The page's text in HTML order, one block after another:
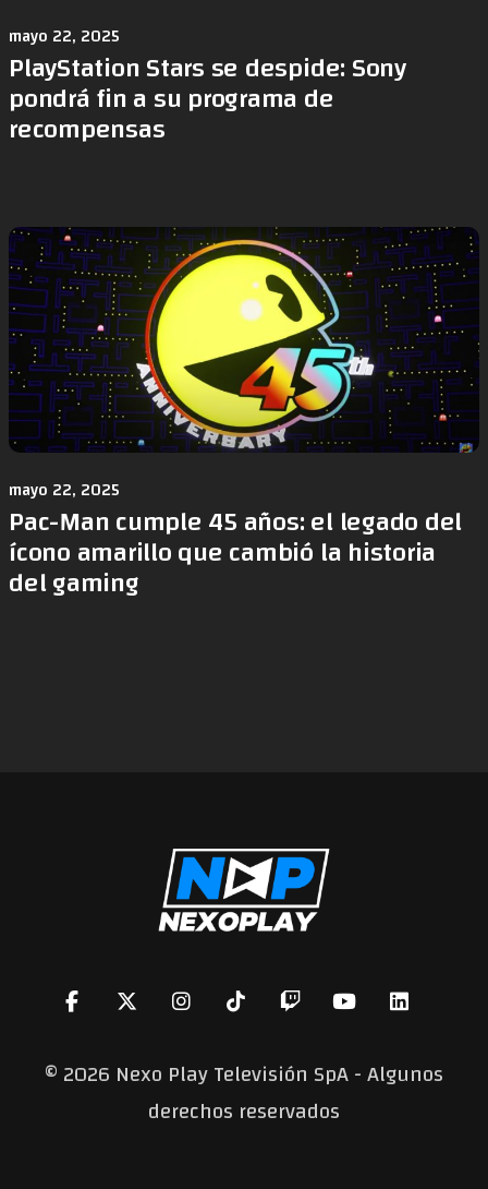
mayo 22, 2025
PlayStation Stars se despide: Sony
pondrá fin a su programa de
recompensas
mayo 22, 2025
Pac-Man cumple 45 años: el legado del
ícono amarillo que cambió la historia
del gaming
©2026 Nexo Play Televisión SpA - Algunos
derechos reservados